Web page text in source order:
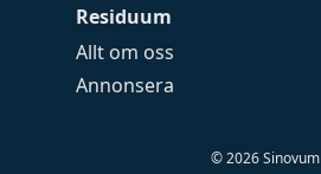
Residuum
Allt om oss
Annonsera
©2026Sinovum